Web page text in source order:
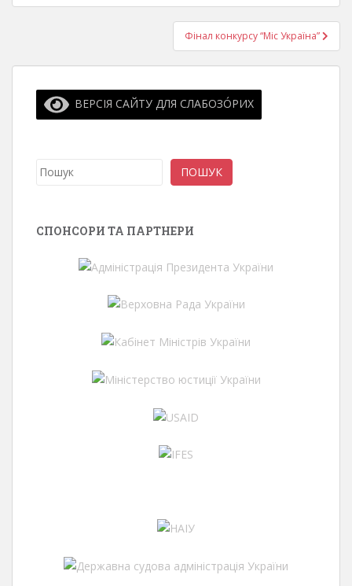
Фінал конкурсу “Міс Україна”
ВЕРСІЯ САЙТУ ДЛЯ СЛАБОЗО́РИХ
Пошук ПОШУК
СПОНСОРИ ТА ПАРТНЕРИ